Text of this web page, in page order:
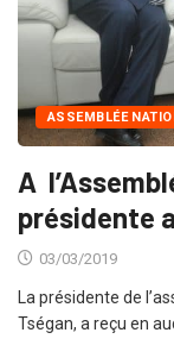
ASSEMBLÉE
A
présidente
03/03/2019
La présidente de
Tségan, a reçu en